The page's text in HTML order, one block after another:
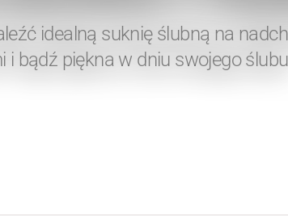
idealną suknię ślubną na
i bądź piękna w dniu swojego